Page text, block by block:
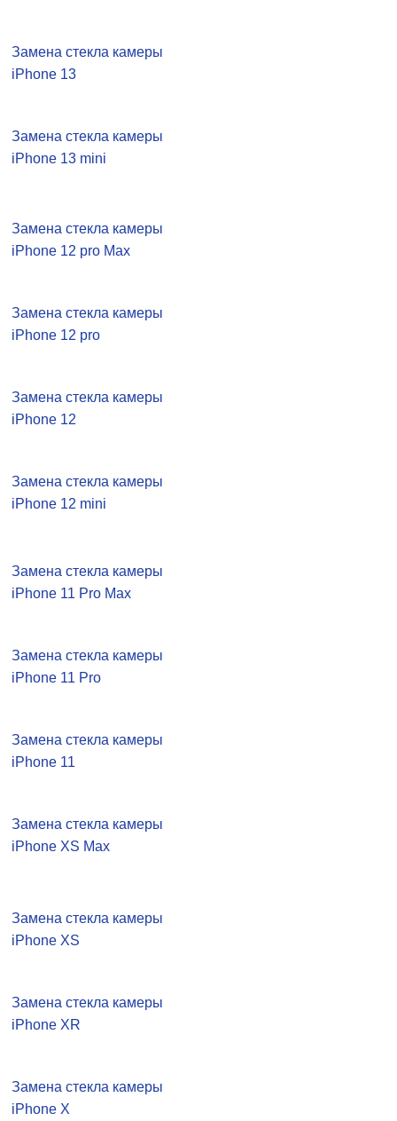
Замена стекла камеры
iPhone 13
Замена стекла камеры
iPhone 13 mini
Замена стекла камеры
iPhone 12 pro Max
Замена стекла камеры
iPhone 12 pro
Замена стекла камеры
iPhone 12
Замена стекла камеры
iPhone 12 mini
Замена стекла камеры
iPhone 11 Pro Max
Замена стекла камеры
iPhone 11 Pro
Замена стекла камеры
iPhone 11
Замена стекла камеры
iPhone XS Max
Замена стекла камеры
iPhone XS
Замена стекла камеры
iPhone XR
Замена стекла камеры
iPhone X